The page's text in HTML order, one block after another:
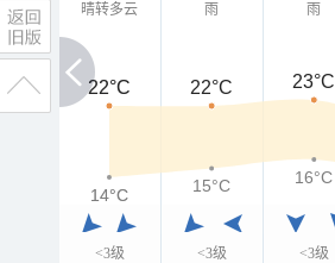
晴转多云
<3级
雨
<3级
雨
<3级
22°C
22°C 22°C
23°C
14°C
14°C 15°C
16°C